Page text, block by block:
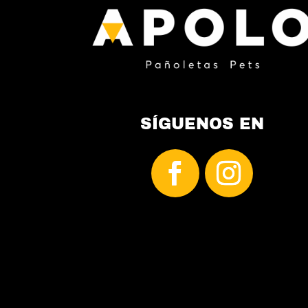
página
de
producto
SÍGUENOS EN